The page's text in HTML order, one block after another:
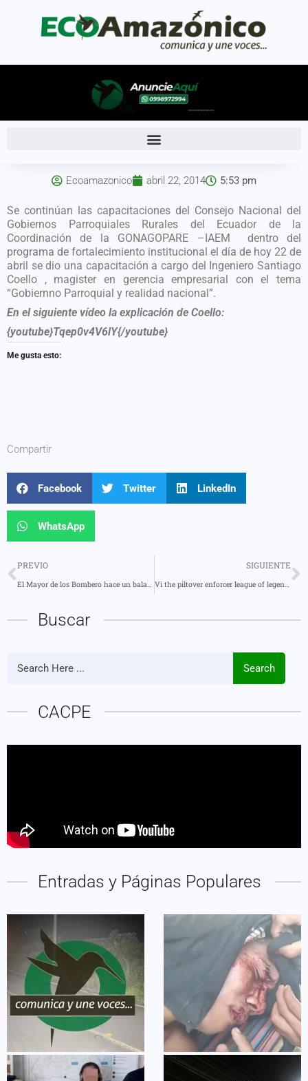
Ecoamazonico abril 22, 2014 5:53 pm
Se continúan las capacitaciones del Consejo Nacional del
Gobiernos Parroquiales Rurales del Ecuador de la
Coordinación de la GONAGOPARE –IAEM dentro del
programa de fortalecimiento institucional el día de hoy 22 de
abril se dio una capacitación a cargo del Ingeniero Santiago
Coello , magister en gerencia empresarial con el tema
“Gobiernno Parroquial y realidad nacional”.
En el siguiente vídeo la explicación de Coello:
{youtube}Tqep0v4V6lY{/youtube}
Me gusta esto:
Compartir
Facebook Twitter LinkedIn
WhatsApp
PREVIO
El Mayor de los Bombero hace un balance del feriado
SIGUIENTE
Vi the piltover enforcer league of legends
Buscar
Search
CACPE
Entradas y Páginas Populares